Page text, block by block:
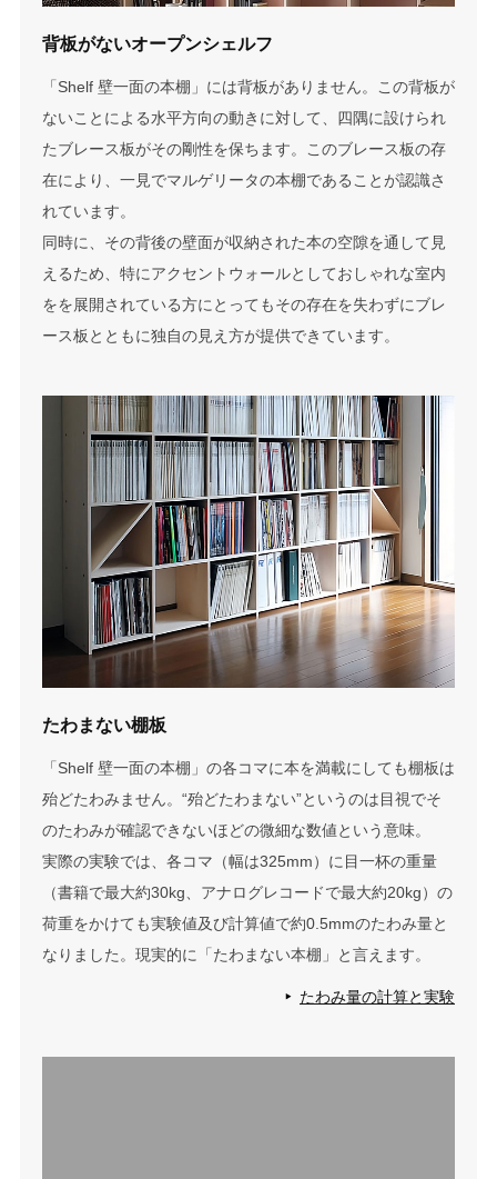
背板がないオープンシェルフ
「Shelf 壁一面の本棚」には背板がありません。この背板が
ないことによる水平方向の動きに対して、四隅に設けられ
たブレース板がその剛性を保ちます。このブレース板の存
在により、一見でマルゲリータの本棚であることが認識さ
れています。
同時に、その背後の壁面が収納された本の空隙を通して見
えるため、特にアクセントウォールとしておしゃれな室内
をを展開されている方にとってもその存在を失わずにブレ
ース板とともに独自の見え方が提供できています。
たわまない棚板
「Shelf 壁一面の本棚」の各コマに本を満載にしても棚板は
殆どたわみません。“殆どたわまない”というのは目視でそ
のたわみが確認できないほどの微細な数値という意味。
実際の実験では、各コマ（幅は325mm）に目一杯の重量
（書籍で最大約30kg、アナログレコードで最大約20kg）の
荷重をかけても実験値及び計算値で約0.5mmのたわみ量と
なりました。現実的に「たわまない本棚」と言えます。
たわみ量の計算と実験